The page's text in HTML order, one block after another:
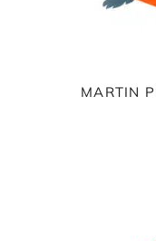
MARTIN